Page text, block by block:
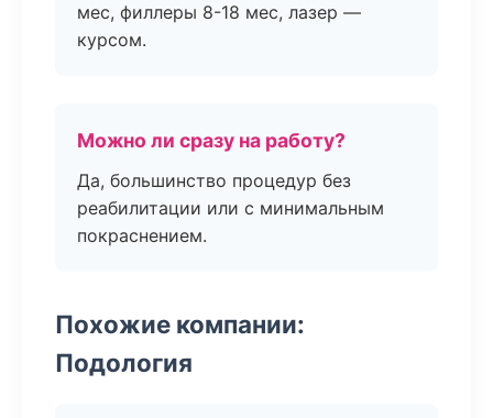
мес, филлеры 8-18 мес, лазер —
курсом.
Можно ли сразу на работу?
Да, большинство процедур без
реабилитации или с минимальным
покраснением.
Похожие компании:
Подология